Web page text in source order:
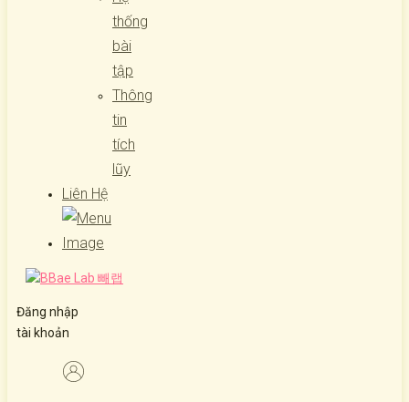
thống
bài
tập
Thông
tin
tích
lũy
Liên Hệ
Đăng nhập
tài khoản